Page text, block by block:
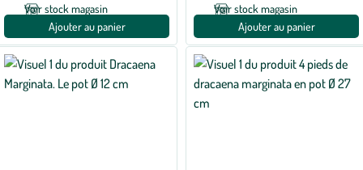
Voir stock magasin
Ajouter au panier
Voir stock magasin
Ajouter au panier